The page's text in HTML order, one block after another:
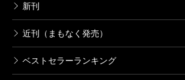
新刊
近刊（まもなく発売）
ベストセラーランキング